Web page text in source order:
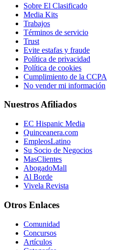
Sobre El Clasificado
Media Kits
Trabajos
Términos de servicio
Trust
Evite estafas y fraude
Política de privacidad
Política de cookies
Cumplimiento de la CCPA
No vender mi información
Nuestros Afiliados
EC Hispanic Media
Quinceanera.com
EmpleosLatino
Su Socio de Negocios
MasClientes
AbogadoMall
Al Borde
Vivela Revista
Otros Enlaces
Comunidad
Concursos
Artículos